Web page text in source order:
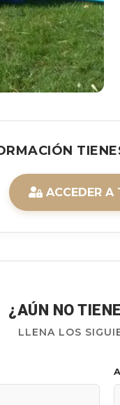
ACCEDER A
¿AÚN NO
LLENA LOS